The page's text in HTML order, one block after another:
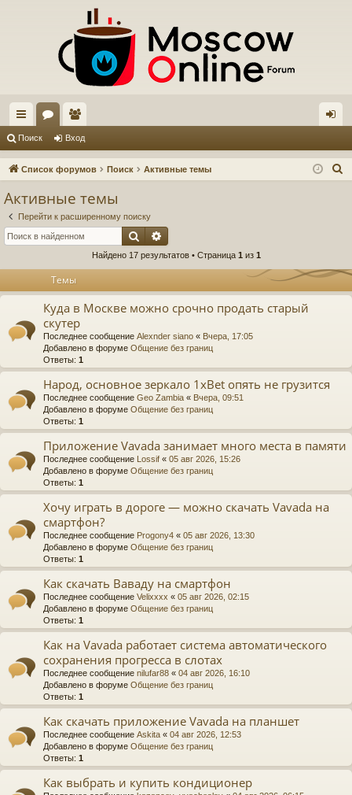
с
ы ум
ол
ьз
ел
д
Поиск Вход
Список форумов Поиск Активные темы
Активные темы
Перейти к расширенному поиску
Поиск
Найдено 17 результатов • Страница 1 из 1
Темы
Куда в Москве можно срочно продать старый
скутер
Последнее сообщение Alexnder siano « Вчера, 17:05
Добавлено в форуме Общение без границ
Ответы: 1
Народ, основное зеркало 1xBet опять не грузится
Последнее сообщение Geo Zambia « Вчера, 09:51
Добавлено в форуме Общение без границ
Ответы: 1
Приложение Vavada занимает много места в памяти
Последнее сообщение Lossif « 05 авг 2026, 15:26
Добавлено в форуме Общение без границ
Ответы: 1
Хочу играть в дороге — можно скачать Vavada на
смартфон?
Последнее сообщение Progony4 « 05 авг 2026, 13:30
Добавлено в форуме Общение без границ
Ответы: 1
Как скачать Ваваду на смартфон
Последнее сообщение Velixxxx « 05 авг 2026, 02:15
Добавлено в форуме Общение без границ
Ответы: 1
Как на Vavada работает система автоматического
сохранения прогресса в слотах
Последнее сообщение nilufar88 « 04 авг 2026, 16:10
Добавлено в форуме Общение без границ
Ответы: 1
Как скачать приложение Vavada на планшет
Последнее сообщение Askita « 04 авг 2026, 12:53
Добавлено в форуме Общение без границ
Ответы: 1
Как выбрать и купить кондиционер